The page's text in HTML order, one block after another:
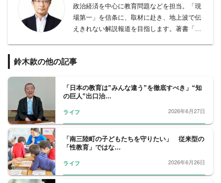
政治経済を中心に教育問題などを担当。「現
場第一」を信条に、取材に赴き、地上波で伝
えきれない解説報道を目指します。著書「日
電子版の読みかた」、編著「2020教育改革の
ン。2017年サハラ砂漠マラソン（全長250キ
ロ）走破。2020年早稲田大学院スポーツ科学
研究科卒業。
庫しニューヨーク支店などを経て1992年フジ
テレビ入社。営業局、政治部、ニューヨーク
支局長、経済部長を経て現職。iU情報経営イ
ノベーション専門職大学客員教授。映画倫理
鈴木款の他の記事
「日本の教育は”みんな違う”を徹底すべき」“知
の巨人”出口治…
ライフ 2026年6月27日
「南三陸町の子どもたちを守りたい」 従来型の
「性教育」ではな…
ライフ 2026年6月26日